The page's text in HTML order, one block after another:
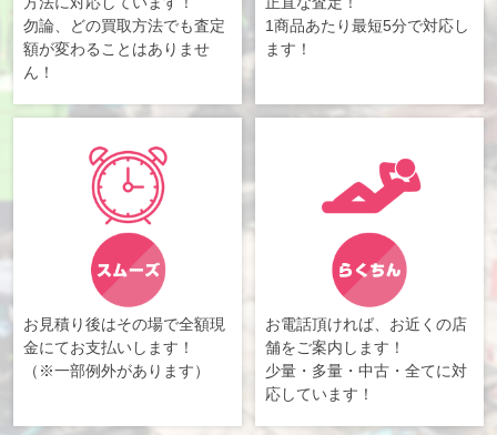
勿論、どの買取方法でも査定
額が変わることはありませ
ん！
1商品あたり最短5分で対応し
ます！
お見積り後はその場で全額現
金にてお支払いします！
（※一部例外があります）
お電話頂ければ、お近くの店
舗をご案内します！
少量・多量・中古・全てに対
応しています！